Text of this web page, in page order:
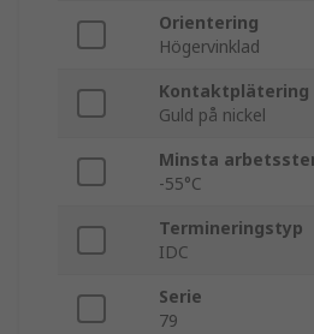
Orientering
Högervinklad
Kontaktplätering
Guld på nickel
Minsta
-55°C
Termineringstyp
IDC
Serie
79